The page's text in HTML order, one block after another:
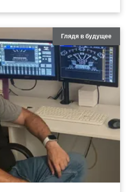
Глядя в будущее